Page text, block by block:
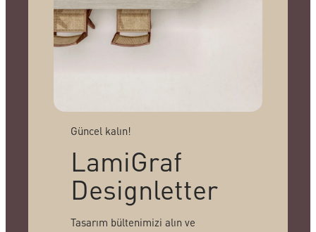
Güncel kalın!
LamiGraf
Designletter
Tasarım bültenimizi alın ve